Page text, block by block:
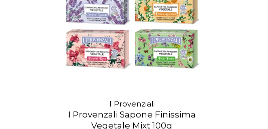
I Provenziali
I Provenzali Sapone Finissima
Vegetale Mixt 100g